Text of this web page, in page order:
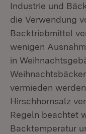
Industrie und
die Verwendung
Backtriebmittel
wenigen
in
vermieden
Hirschhornsalz
Regeln beachtet
Backtemperatur